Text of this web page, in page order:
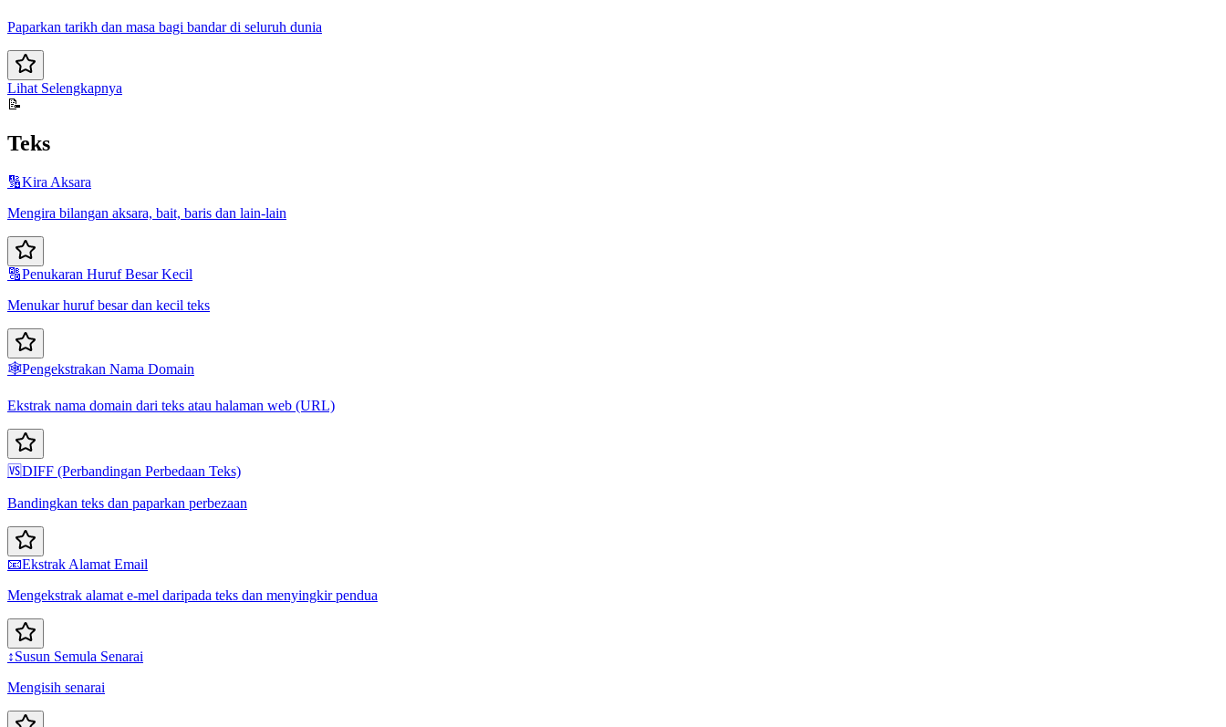
Paparkan tarikh dan masa bagi bandar di seluruh dunia
Lihat Selengkapnya
📝
Teks
🔢Kira Aksara
Mengira bilangan aksara, bait, baris dan lain-lain
🔠Penukaran Huruf Besar Kecil
Menukar huruf besar dan kecil teks
🕸️Pengekstrakan Nama Domain
Ekstrak nama domain dari teks atau halaman web (URL)
🆚DIFF (Perbandingan Perbedaan Teks)
Bandingkan teks dan paparkan perbezaan
📧Ekstrak Alamat Email
Mengekstrak alamat e-mel daripada teks dan menyingkir pendua
↕️Susun Semula Senarai
Mengisih senarai